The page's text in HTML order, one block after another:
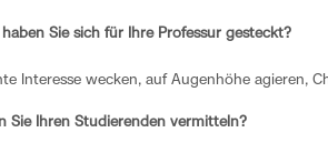
haben Sie sich für Ihre Professur gesteckt?
Interesse wecken, auf Augenhöhe agieren,
Sie Ihren Studierenden vermitteln?